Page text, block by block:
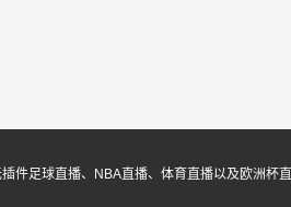
件足球直播、NBA直播、体育直播以及欧洲